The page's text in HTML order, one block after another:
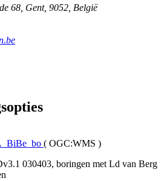
68, Gent, 9052, België
( OGC:WMS )
030403, boringen met Ld van Berg